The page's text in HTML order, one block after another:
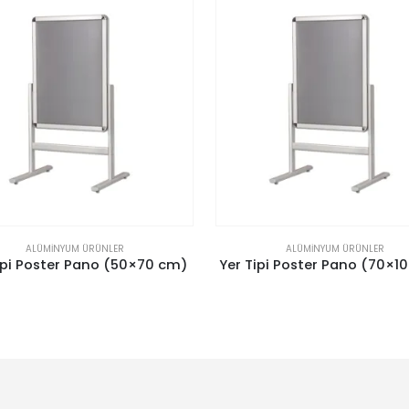
ALÜMINYUM ÜRÜNLER
Poster Pano (70×100 cm)
ALÜMINYUM ÜRÜNLER
Çerçeve B2 (50×70